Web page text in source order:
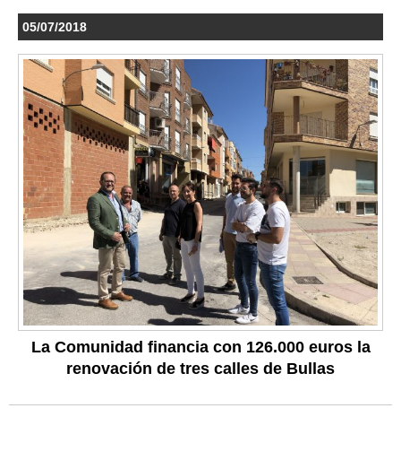
05/07/2018
La Comunidad financia con 126.000 euros la
renovación de tres calles de Bullas